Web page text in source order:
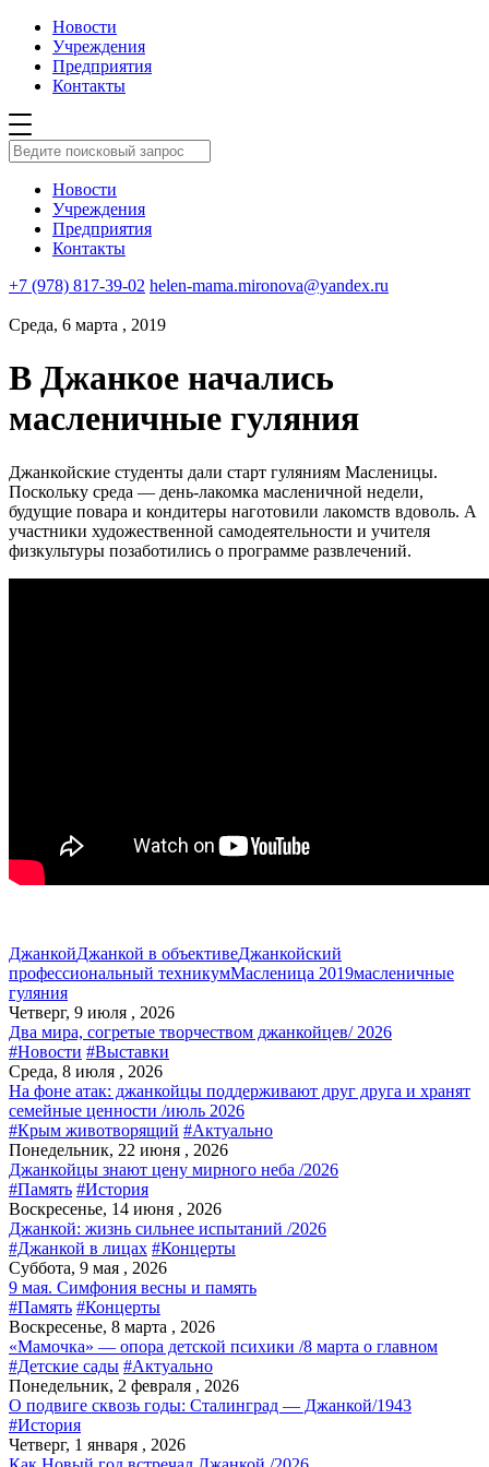
Новости
Учреждения
Предприятия
Контакты
Новости
Учреждения
Предприятия
Контакты
+7 (978) 817-39-02 helen-mama.mironova@yandex.ru
Среда, 6 марта , 2019
В Джанкое начались
масленичные гуляния
Джанкойские студенты дали старт гуляниям Масленицы.
Поскольку среда — день-лакомка масленичной недели,
будущие повара и кондитеры наготовили лакомств вдоволь. А
участники художественной самодеятельности и учителя
физкультуры позаботились о программе развлечений.
ДжанкойДжанкой в объективеДжанкойский
профессиональный техникумМасленица 2019масленичные
гуляния
Четверг, 9 июля , 2026
Два мира, согретые творчеством джанкойцев/ 2026
#Новости #Выставки
Среда, 8 июля , 2026
На фоне атак: джанкойцы поддерживают друг друга и хранят
семейные ценности /июль 2026
#Крым животворящий #Актуально
Понедельник, 22 июня , 2026
Джанкойцы знают цену мирного неба /2026
#Память #История
Воскресенье, 14 июня , 2026
Джанкой: жизнь сильнее испытаний /2026
#Джанкой в лицах #Концерты
Суббота, 9 мая , 2026
9 мая. Симфония весны и память
#Память #Концерты
Воскресенье, 8 марта , 2026
«Мамочка» — опора детской психики /8 марта о главном
#Детские сады #Актуально
Понедельник, 2 февраля , 2026
О подвиге сквозь годы: Сталинград — Джанкой/1943
#История
Четверг, 1 января , 2026